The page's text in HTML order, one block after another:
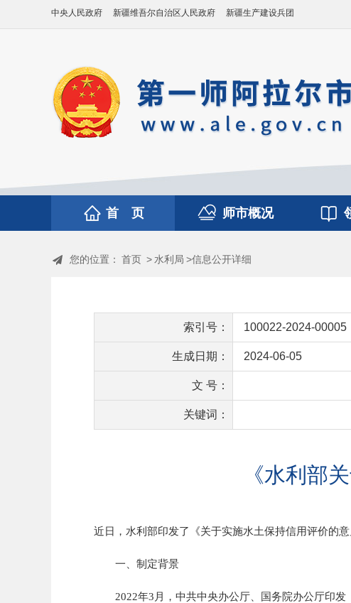
中央人民政府 新疆维吾尔自治区人民政府 新疆生产建设兵团
首 页 师市概况
您的位置： 首页 > 水利局 >信息公开详细
索引号： 100022-2024-00005
生成日期： 2024-06-05
文 号：
关键词：
《水利部
近日，水利部印发了《关于实施水土保持信用评价的
一、制定背景
2022年3月，中共中央办公厅、国务院办公厅印发